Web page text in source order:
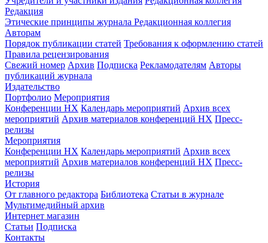
Редакция
Этические принципы журнала Редакционная коллегия
Авторам
Порядок публикации статей Требования к оформлению статей
Правила рецензирования
Свежий номер Архив Подписка Рекламодателям Авторы
публикаций журнала
Издательство
Портфолио Мероприятия
Конференции НХ Календарь мероприятий Архив всех
мероприятий Архив материалов конференций НХ Пресс-
релизы
Мероприятия
Конференции НХ Календарь мероприятий Архив всех
мероприятий Архив материалов конференций НХ Пресс-
релизы
История
От главного редактора Библиотека Статьи в журнале
Мультимедийный архив
Интернет магазин
Статьи Подписка
Контакты